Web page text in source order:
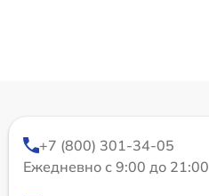
+7 (800) 301-34-05
Ежедневно с 9:00 до 21:00